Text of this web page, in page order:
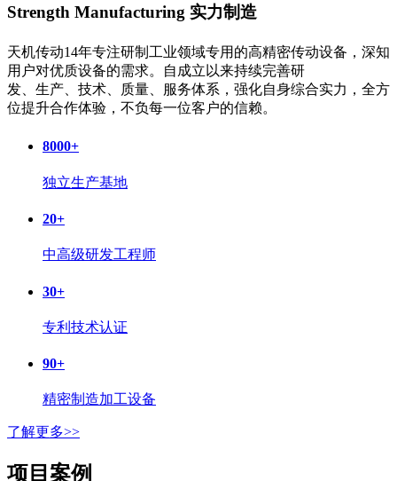
Strength Manufacturing 实力制造
天机传动14年专注研制工业领域专用的高精密传动设备，深知
用户对优质设备的需求。自成立以来持续完善研
发、生产、技术、质量、服务体系，强化自身综合实力，全方
位提升合作体验，不负每一位客户的信赖。
8000+
独立生产基地
20+
中高级研发工程师
30+
专利技术认证
90+
精密制造加工设备
了解更多>>
项目案例